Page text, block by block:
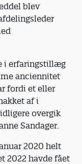
blev
i erfaringstillæg
anciennitet
fordi et eller
af i
overgik
Sandager.
2020 helt
2022 havde fået